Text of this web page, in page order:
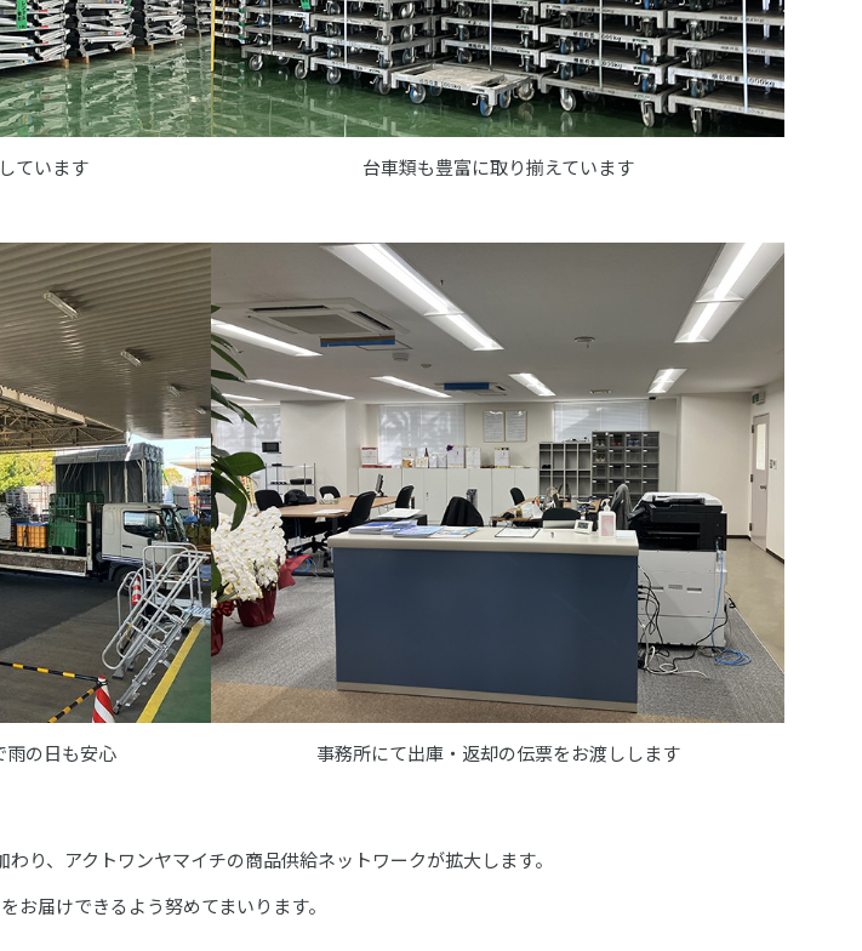
ています
雨の日も安心
台車類も豊富に取り揃えています
事務所にて出庫・返却の伝票をお渡しします
り、アクトワンヤマイチの商品供給ネットワークが拡大します。
お届けできるよう努めてまいります。